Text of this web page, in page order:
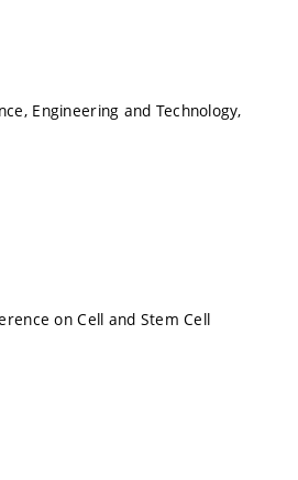
Engineering and Technology,
on Cell and Stem Cell